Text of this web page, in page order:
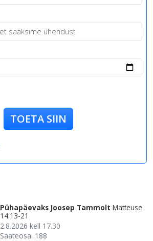
TOETA SIIN
Pühapäevaks Joosep Tammolt Matteuse
14:13-21
2.8.2026 kell 17.30
Saateosa: 188